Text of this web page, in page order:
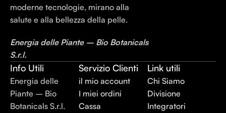
moderne tecnologie, mirano alla
salute e alla bellezza della pelle.
Energia delle Piante – Bio Botanicals
S.r.l.
Info Utili
Energia delle
Piante – Bio
Botanicals S.r.l.
Servizio Clienti
il mio account
I miei ordini
Cassa
Link utili
Chi Siamo
Divisione
Integratori